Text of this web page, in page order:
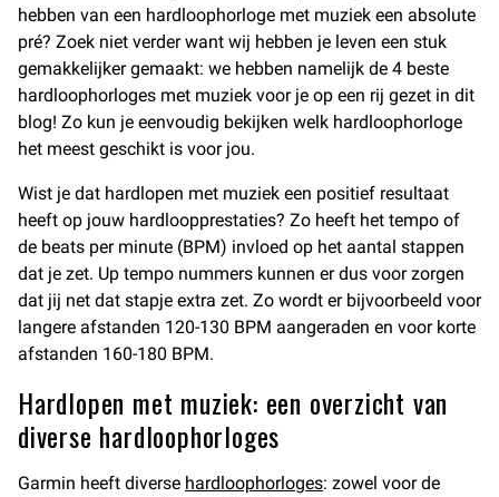
hebben van een hardloophorloge met muziek een absolute
pré? Zoek niet verder want wij hebben je leven een stuk
gemakkelijker gemaakt: we hebben namelijk de 4 beste
hardloophorloges met muziek voor je op een rij gezet in dit
blog! Zo kun je eenvoudig bekijken welk hardloophorloge
het meest geschikt is voor jou.
Wist je dat hardlopen met muziek een positief resultaat
heeft op jouw hardloopprestaties? Zo heeft het tempo of
de beats per minute (BPM) invloed op het aantal stappen
dat je zet. Up tempo nummers kunnen er dus voor zorgen
dat jij net dat stapje extra zet. Zo wordt er bijvoorbeeld voor
langere afstanden 120-130 BPM aangeraden en voor korte
afstanden 160-180 BPM.
Hardlopen met muziek: een overzicht van
diverse hardloophorloges
Garmin heeft diverse hardloophorloges: zowel voor de